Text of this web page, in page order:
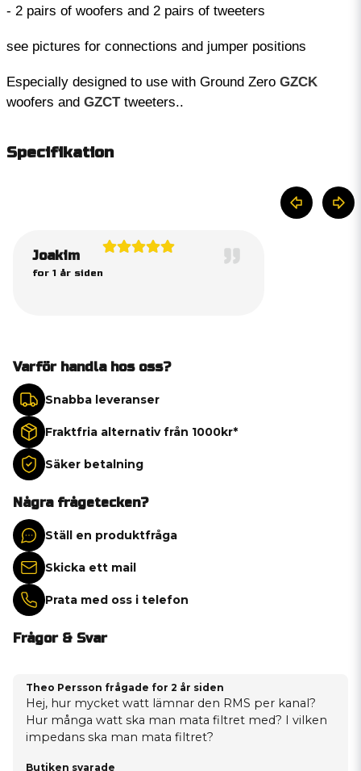
- 2 pairs of woofers and 2 pairs of tweeters
see pictures for connections and jumper positions
Especially designed to use with Ground Zero GZCK
woofers and GZCTtweeters..
Specifikation
Joakim
for 1 år siden
Varför handla hos oss?
Snabba leveranser
Fraktfria alternativ från 1000kr*
Säker betalning
Några frågetecken?
Ställ en produktfråga
Skicka ett mail
Prata med oss i telefon
Frågor & Svar
Theo Persson frågade for 2 år siden
Hej, hur mycket watt lämnar den RMS per kanal?
Hur många watt ska man mata filtret med? I vilken
impedans ska man mata filtret?
Butiken svarade